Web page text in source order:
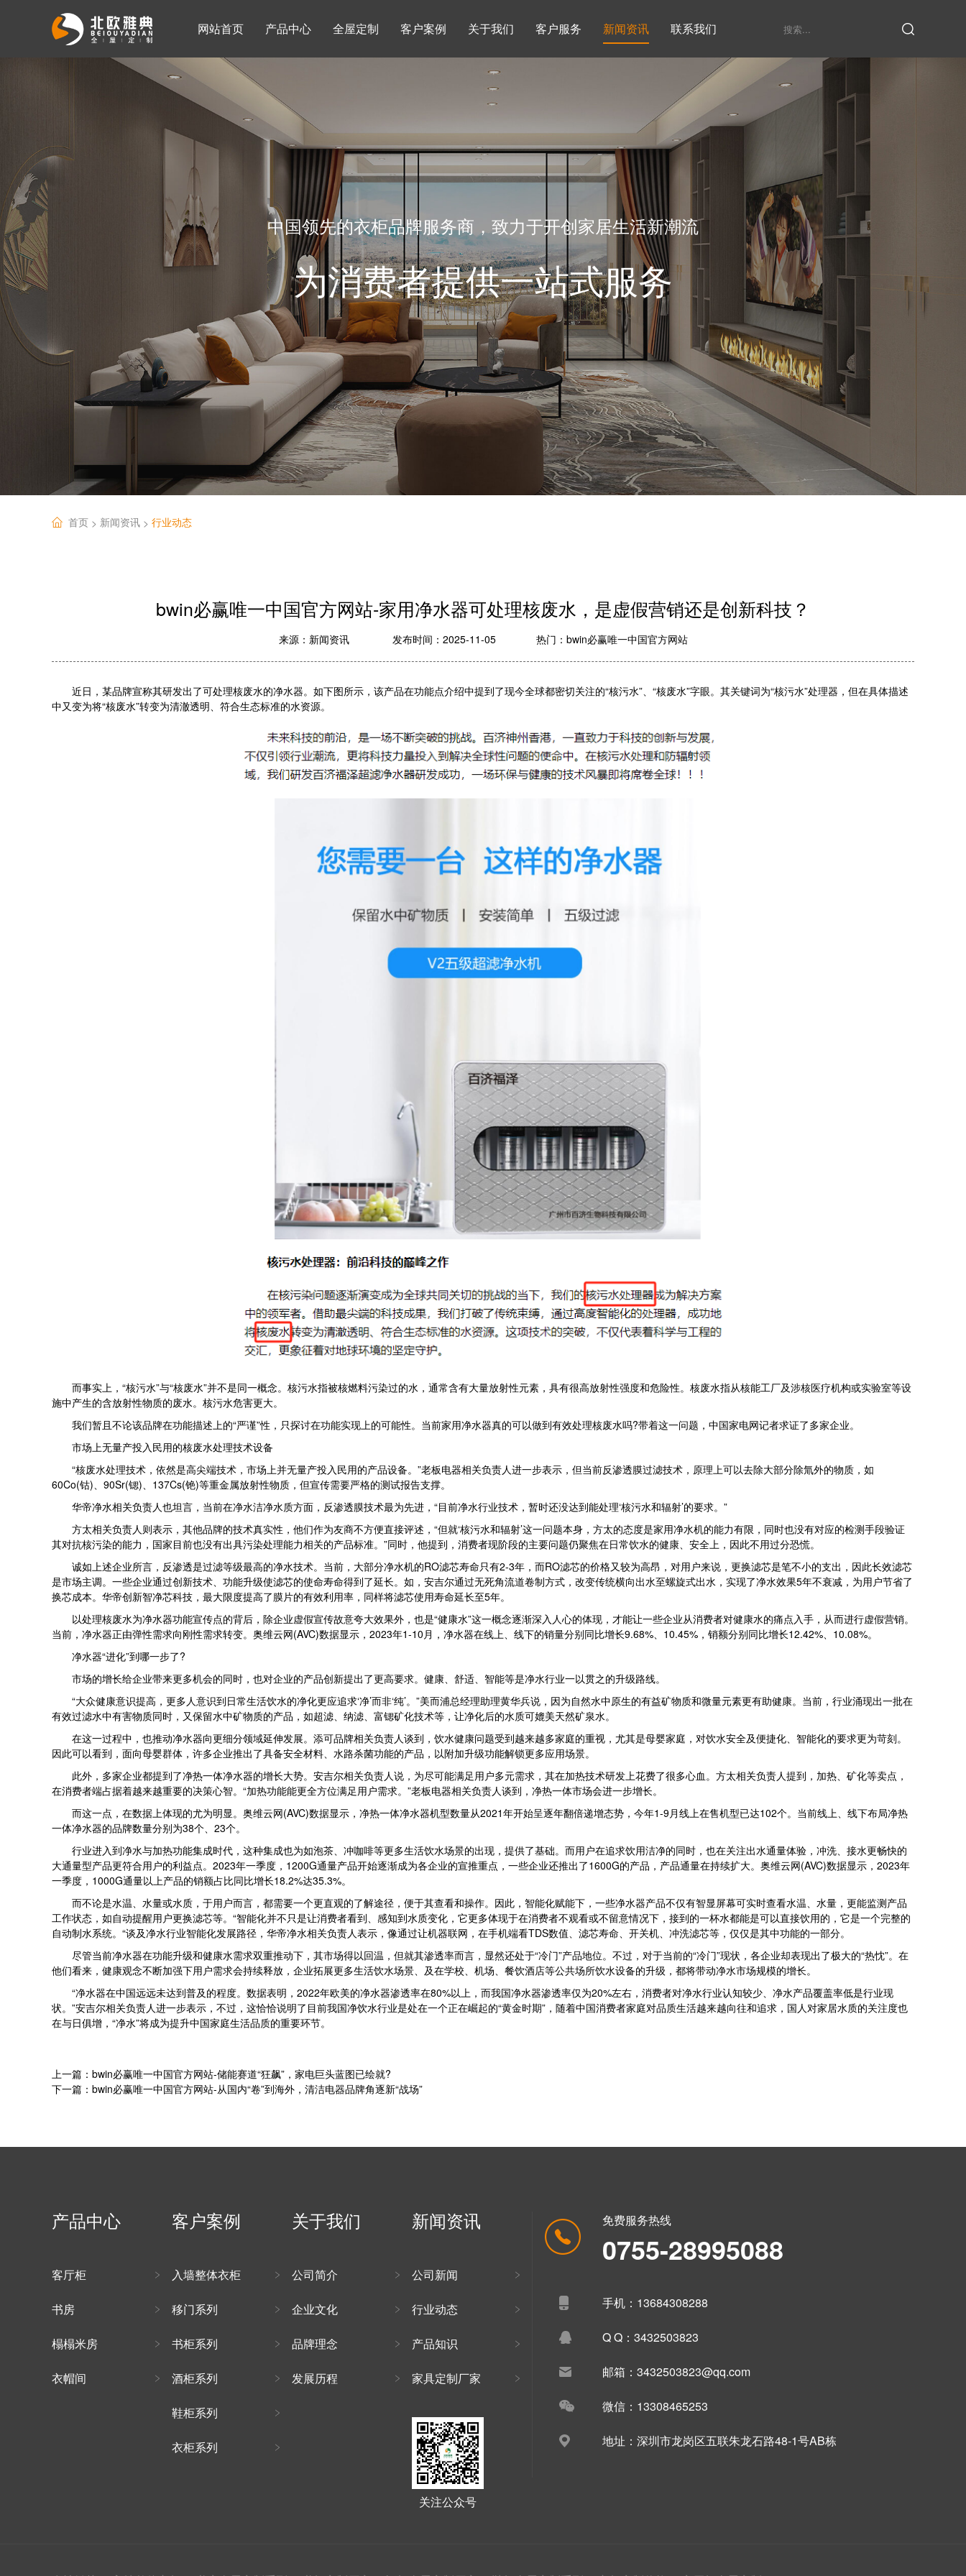
网站首页 产品中心
衣帽间
全屋定制 客户案例
书柜系列 酒柜系列 鞋柜系列
关于我们
公司简介 发展历程
客户服务 新闻资讯
公司新闻 家具定制厂家
联系我们
中国领先的衣柜品牌服务商，致力于开创家居生活新潮流
为消费者提供一站式服务
首页 > 新闻资讯 > 行业动态
bwin必赢唯一中国官方网站-家用净水器可处理核废水，是虚假营销还是创新科技？
来源： 新闻资讯 发布时间：2025-11-05 热门： bwin必赢唯一中国官方网站
近日，某品牌宣称其研发出了可处理核废水的净水器。如下图所示，该产品在功能点介绍中提到了现今全球都密切关注的“核污水”、“核废水”字眼。其关键词为“核污水”处理器，但在具体描述
中又变为将“核废水”转变为清澈透明、符合生态标准的水资源。
而事实上，“核污水”与“核废水”并不是同一概念。核污水指被核燃料污染过的水，通常含有大量放射性元素，具有很高放射性强度和危险性。核废水指从核能工厂及涉核医疗机构或实验室等设
施中产生的含放射性物质的废水。核污水危害更大。
我们暂且不论该品牌在功能描述上的“严谨”性，只探讨在功能实现上的可能性。当前家用净水器真的可以做到有效处理核废水吗?带着这一问题，中国家电网记者求证了多家企业。
市场上无量产投入民用的核废水处理技术设备
“核废水处理技术，依然是高尖端技术，市场上并无量产投入民用的产品设备。”老板电器相关负责人进一步表示，但当前反渗透膜过滤技术，原理上可以去除大部分除氚外的物质，如
60Co(钴)、90Sr(锶)、137Cs(铯)等重金属放射性物质，但宣传需要严格的测试报告支撑。
华帝净水相关负责人也坦言，当前在净水洁净水质方面，反渗透膜技术最为先进，“目前净水行业技术，暂时还没达到能处理‘核污水和辐射’的要求。”
方太相关负责人则表示，其他品牌的技术真实性，他们作为友商不方便直接评述，“但就‘核污水和辐射’这一问题本身，方太的态度是家用净水机的能力有限，同时也没有对应的检测手段验证
其对抗核污染的能力，国家目前也没有出具污染处理能力相关的产品标准。”同时，他提到，消费者现阶段的主要问题仍聚焦在日常饮水的健康、安全上，因此不用过分恐慌。
诚如上述企业所言，反渗透是过滤等级最高的净水技术。当前，大部分净水机的RO滤芯寿命只有2-3年，而RO滤芯的价格又较为高昂，对用户来说，更换滤芯是笔不小的支出，因此长效滤芯
是市场主调。一些企业通过创新技术、功能升级使滤芯的使命寿命得到了延长。如，安吉尔通过无死角流道卷制方式，改变传统横向出水至螺旋式出水，实现了净水效果5年不衰减，为用户节省了
换芯成本。华帝创新智净芯科技，最大限度提高了膜片的有效利用率，同样将滤芯使用寿命延长至5年。
以处理核废水为净水器功能宣传点的背后，除企业虚假宣传故意夸大效果外，也是“健康水”这一概念逐渐深入人心的体现，才能让一些企业从消费者对健康水的痛点入手，从而进行虚假营销。
当前，净水器正由弹性需求向刚性需求转变。奥维云网(AVC)数据显示，2023年1-10月，净水器在线上、线下的销量分别同比增长9.68%、10.45%，销额分别同比增长12.42%、10.08%。
净水器“进化”到哪一步了?
市场的增长给企业带来更多机会的同时，也对企业的产品创新提出了更高要求。健康、舒适、智能等是净水行业一以贯之的升级路线。
“大众健康意识提高，更多人意识到日常生活饮水的净化更应追求‘净’而非‘纯’。”美而浦总经理助理黄华兵说，因为自然水中原生的有益矿物质和微量元素更有助健康。当前，行业涌现出一批在
有效过滤水中有害物质同时，又保留水中矿物质的产品，如超滤、纳滤、富锶矿化技术等，让净化后的水质可媲美天然矿泉水。
在这一过程中，也推动净水器向更细分领域延伸发展。添可品牌相关负责人谈到，饮水健康问题受到越来越多家庭的重视，尤其是母婴家庭，对饮水安全及便捷化、智能化的要求更为苛刻。
因此可以看到，面向母婴群体，许多企业推出了具备安全材料、水路杀菌功能的产品，以附加升级功能解锁更多应用场景。
此外，多家企业都提到了净热一体净水器的增长大势。安吉尔相关负责人说，为尽可能满足用户多元需求，其在加热技术研发上花费了很多心血。方太相关负责人提到，加热、矿化等卖点，
在消费者端占据着越来越重要的决策心智。“加热功能能更全方位满足用户需求。”老板电器相关负责人谈到，净热一体市场会进一步增长。
而这一点，在数据上体现的尤为明显。奥维云网(AVC)数据显示，净热一体净水器机型数量从2021年开始呈逐年翻倍递增态势，今年1-9月线上在售机型已达102个。当前线上、线下布局净热
一体净水器的品牌数量分别为38个、23个。
行业进入到净水与加热功能集成时代，这种集成也为如泡茶、冲咖啡等更多生活饮水场景的出现，提供了基础。而用户在追求饮用洁净的同时，也在关注出水通量体验，冲洗、接水更畅快的
大通量型产品更符合用户的利益点。2023年一季度，1200G通量产品开始逐渐成为各企业的宣推重点，一些企业还推出了1600G的产品，产品通量在持续扩大。奥维云网(AVC)数据显示，2023年
一季度，1000G通量以上产品的销额占比同比增长18.2%达35.3%。
而不论是水温、水量或水质，于用户而言，都需要一个更直观的了解途径，便于其查看和操作。因此，智能化赋能下，一些净水器产品不仅有智显屏幕可实时查看水温、水量，更能监测产品
工作状态，如自动提醒用户更换滤芯等。“智能化并不只是让消费者看到、感知到水质变化，它更多体现于在消费者不观看或不留意情况下，接到的一杯水都能是可以直接饮用的，它是一个完整的
自动制水系统。“谈及净水行业智能化发展路径，华帝净水相关负责人表示，像通过让机器联网，在手机端看TDS数值、滤芯寿命、开关机、冲洗滤芯等，仅仅是其中功能的一部分。
尽管当前净水器在功能升级和健康水需求双重推动下，其市场得以回温，但就其渗透率而言，显然还处于“冷门”产品地位。不过，对于当前的“冷门”现状，各企业却表现出了极大的“热忱”。在
他们看来，健康观念不断加强下用户需求会持续释放，企业拓展更多生活饮水场景、及在学校、机场、餐饮酒店等公共场所饮水设备的升级，都将带动净水市场规模的增长。
“净水器在中国远远未达到普及的程度。数据表明，2022年欧美的净水器渗透率在80%以上，而我国净水器渗透率仅为20%左右，消费者对净水行业认知较少、净水产品覆盖率低是行业现
状。”安吉尔相关负责人进一步表示，不过，这恰恰说明了目前我国净饮水行业是处在一个正在崛起的“黄金时期”，随着中国消费者家庭对品质生活越来越向往和追求，国人对家居水质的关注度也
在与日俱增，“净水”将成为提升中国家庭生活品质的重要环节。
上一篇：bwin必赢唯一中国官方网站-储能赛道“狂飙”，家电巨头蓝图已绘就?
下一篇：bwin必赢唯一中国官方网站-从国内“卷”到海外，清洁电器品牌角逐新“战场”
产品中心
客厅柜
书房
榻榻米房
衣帽间
客户案例
入墙整体衣柜
移门系列
书柜系列
酒柜系列
鞋柜系列
衣柜系列
关于我们
公司简介
企业文化
品牌理念
发展历程
新闻资讯
公司新闻
行业动态
产品知识
家具定制厂家
关注公众号
免费服务热线
0755-28995088
手机：13684308288
Q Q：3432503823
邮箱：3432503823@qq.com
微信：13308465253
地址：深圳市龙岗区五联朱龙石路48-1号AB栋